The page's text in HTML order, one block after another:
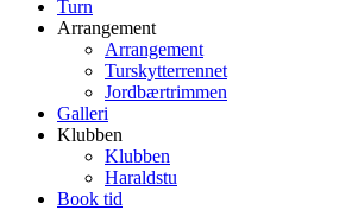
Turn
Arrangement
Arrangement
Turskytterrennet
Jordbærtrimmen
Galleri
Klubben
Klubben
Haraldstu
Book tid